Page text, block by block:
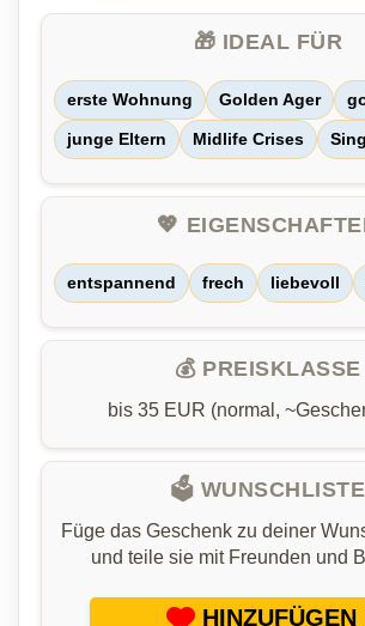
🎁 IDEAL FÜR
erste Wohnung Golden Ager
junge Eltern Midlife Crises
💖
entspannend frech liebevoll
💰 PREISKLASSE
bis 35 EUR (normal,
🗳️ WUNSCHLISTE
Füge das Geschenk zu deiner
und teile sie mit Freunden und
HINZUFÜGEN